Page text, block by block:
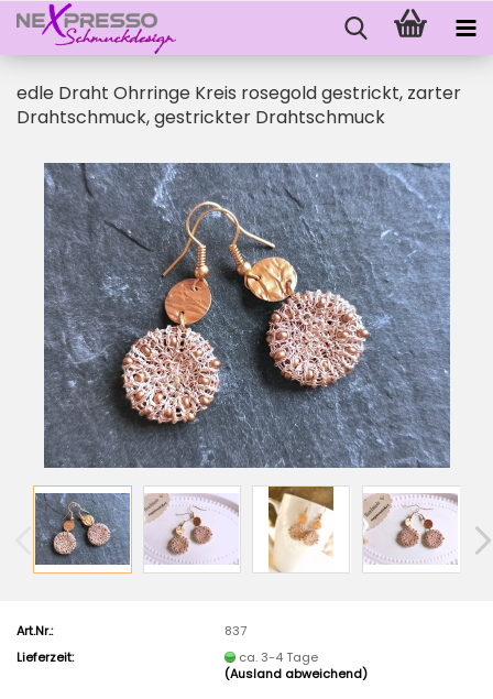
edle Draht Ohrringe Kreis rosegold gestrickt, zarter
Drahtschmuck, gestrickter Drahtschmuck
Art.Nr.:
837
Lieferzeit:
ca. 3-4 Tage
(Ausland abweichend)